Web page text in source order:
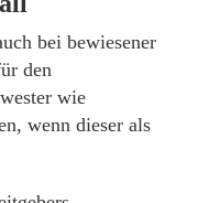
bei bewiesener
den
wie
wenn dieser als